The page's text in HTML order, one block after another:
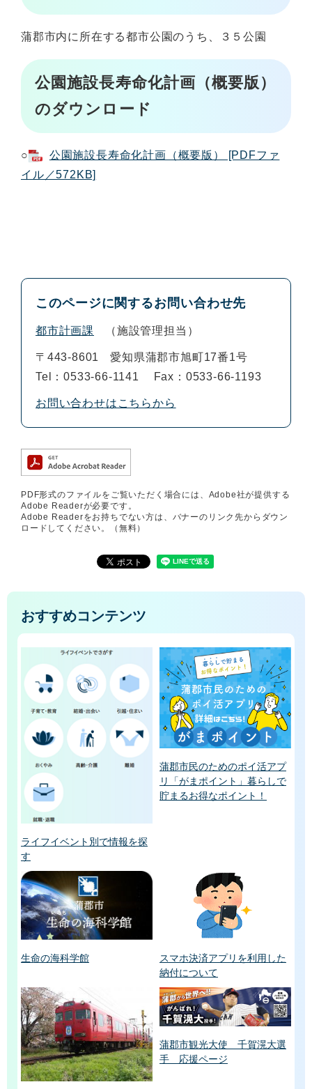
蒲郡市内に所在する都市公園のうち、３５公園
公園施設長寿命化計画（概要版）
のダウンロード
○
公園施設長寿命化計画（概要版） [PDFファ
イル／572KB]
このページに関するお問い合わせ先
都市計画課 施設管理担当
〒443-8601
愛知県蒲郡市旭町17番1号
Tel：0533-66-1141
Fax：0533-66-1193
お問い合わせはこちらから
PDF形式のファイルをご覧いただく場合には、Adobe社が提供する
Adobe Readerが必要です。
Adobe Readerをお持ちでない方は、バナーのリンク先からダウン
ロードしてください。（無料）
おすすめコンテンツ
ライフイベント別で情報を探
す
蒲郡市民のためのポイ活アプ
リ「がまポイント」暮らしで
貯まるお得なポイント！
生命の海科学館
スマホ決済アプリを利用した
納付について
蒲郡市観光大使 千賀滉大選
手 応援ページ